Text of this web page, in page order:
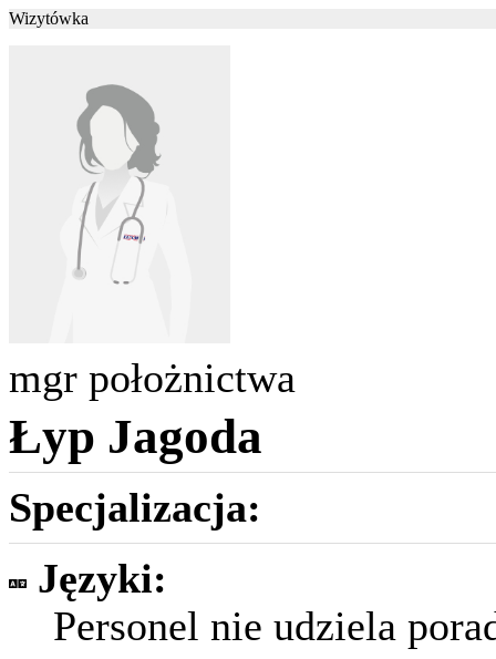
Wizytówka
mgr położnictwa
Łyp Jagoda
Specjalizacja:
Języki:
Personel nie udziela